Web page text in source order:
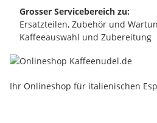
Grosser Servicebereich zu:
Ersatzteilen, Zubehör und
Kaffeeauswahl und Zubereitung
Ihr Onlineshop für italienischen